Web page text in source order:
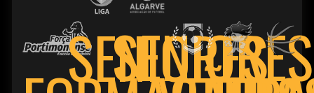
SENIORES
SENIORES